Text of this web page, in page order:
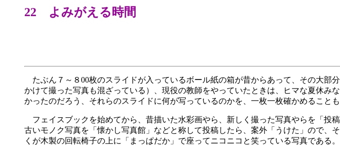
22 よみがえる時間
たぶん７～８00枚のスライドが入っているボール紙の箱が昔からあって、その大部
かけて撮った写真も混ざっている）、現役の教師をやっていたときは、ヒマな夏休
かったのだろう、それらのスライドに何が写っているのかを、一枚一枚確かめること
フェイスブックを始めてから、昔描いた水彩画やら、新しく撮った写真やらを「投
古いモノク写真を「懐かし写真館」などと称して投稿したら、案外「うけた」ので
くが木製の回転椅子の上に「まっぱだか」で座ってニコニコと笑っている写真である。